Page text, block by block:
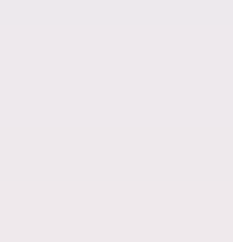
Produkttester werden und Geld